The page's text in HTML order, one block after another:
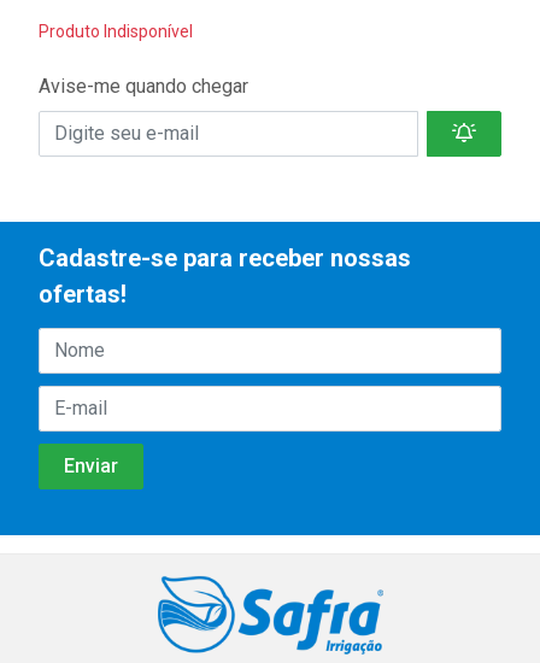
Produto Indisponível
Avise-me quando chegar
Cadastre-se para receber nossas
ofertas!